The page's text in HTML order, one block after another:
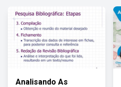
Analisando As